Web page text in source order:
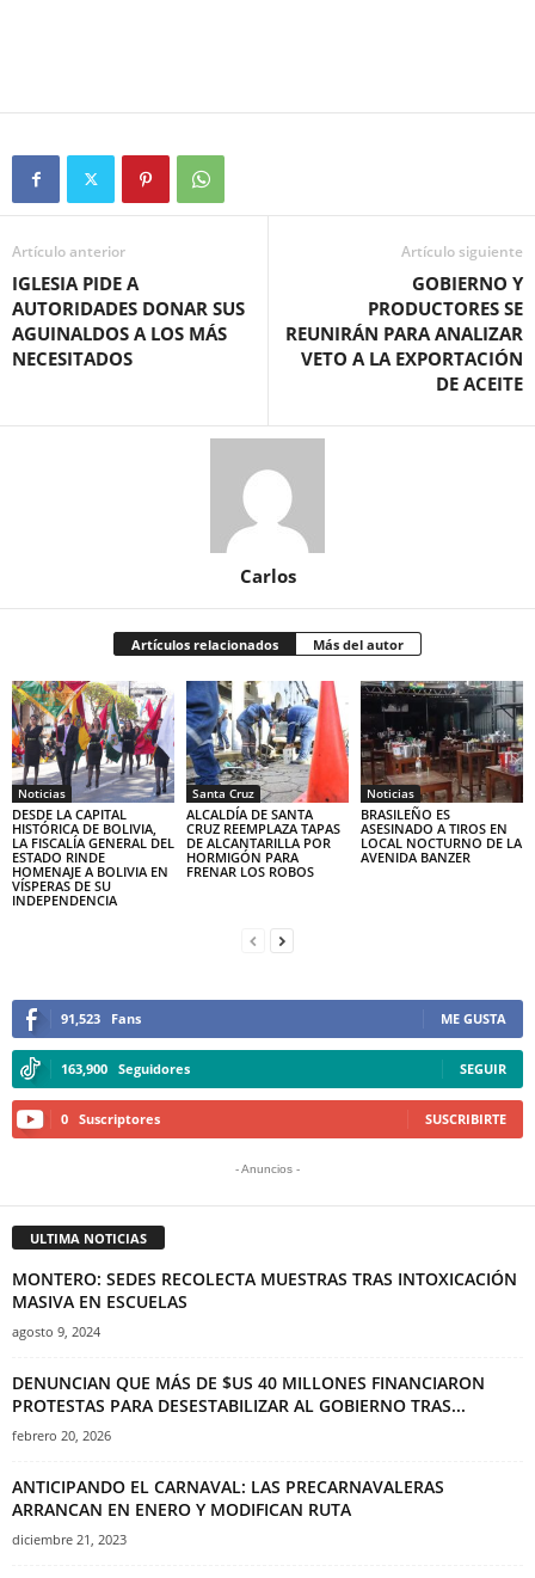
Artículo anterior
IGLESIA PIDE A
AUTORIDADES DONAR SUS
AGUINALDOS A LOS MÁS
NECESITADOS
Artículo siguiente
GOBIERNO Y
PRODUCTORES SE
REUNIRÁN PARA ANALIZAR
VETO A LA EXPORTACIÓN
DE ACEITE
Carlos
Artículos relacionados Más del autor
Noticias
DESDE LA CAPITAL
HISTÓRICA DE BOLIVIA,
LA FISCALÍA GENERAL DEL
ESTADO RINDE
HOMENAJE A BOLIVIA EN
VÍSPERAS DE SU
INDEPENDENCIA
Santa Cruz
ALCALDÍA DE SANTA
CRUZ REEMPLAZA TAPAS
DE ALCANTARILLA POR
HORMIGÓN PARA
FRENAR LOS ROBOS
Noticias
BRASILEÑO ES
ASESINADO A TIROS EN
LOCAL NOCTURNO DE LA
AVENIDA BANZER
91,523 Fans ME GUSTA
163,900 Seguidores SEGUIR
0 Suscriptores SUSCRIBIRTE
- Anuncios -
ULTIMA NOTICIAS
MONTERO: SEDES RECOLECTA MUESTRAS TRAS INTOXICACIÓN
MASIVA EN ESCUELAS
agosto 9, 2024
DENUNCIAN QUE MÁS DE $US 40 MILLONES FINANCIARON
PROTESTAS PARA DESESTABILIZAR AL GOBIERNO TRAS...
febrero 20, 2026
ANTICIPANDO EL CARNAVAL: LAS PRECARNAVALERAS
ARRANCAN EN ENERO Y MODIFICAN RUTA
diciembre 21, 2023